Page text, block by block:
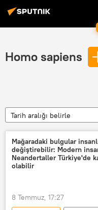
Homo sapiens
Tarih aralığı belirle
Mağaradaki bulgular
değiştirebilir: Modern
Neandertaller Türkiye'de
olabilir
8 Temmuz, 17:27